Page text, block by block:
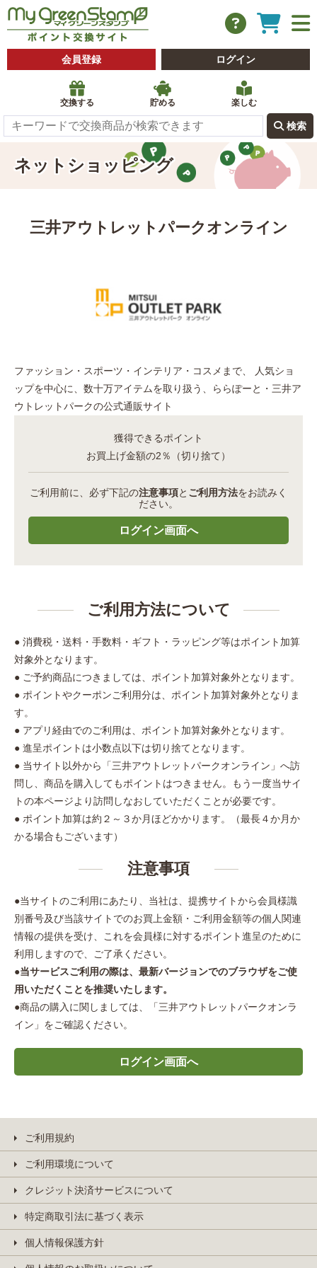
会員登録 ログイン
交換する 貯める 楽しむ
 検索
ネットショッピング
三井アウトレットパークオンライン
ファッション・スポーツ・インテリア・コスメまで、 人気ショ
ップを中心に、数十万アイテムを取り扱う、ららぽーと・三井ア
ウトレットパークの公式通販サイト
獲得できるポイント
お買上げ金額の2％（切り捨て）
ご利用前に、必ず下記の注意事項と ご利用方法をお読みく
ださい。
ご利用方法について
● 消費税・送料・手数料・ギフト・ラッピング等はポイント加算
対象外となります。
● ご予約商品につきましては、ポイント加算対象外となります。
● ポイントやクーポンご利用分は、ポイント加算対象外となりま
す。
● アプリ経由でのご利用は、ポイント加算対象外となります。
● 進呈ポイントは小数点以下は切り捨てとなります。
● 当サイト以外から「三井アウトレットパークオンライン」へ訪
問し、商品を購入してもポイントはつきません。もう一度当サイ
トの本ページより訪問しなおしていただくことが必要です。
● ポイント加算は約２～３か月ほどかかります。（最長４か月か
かる場合もございます）
注意事項
●当サイトのご利用にあたり、当社は、提携サイトから会員様識
別番号及び当該サイトでのお買上金額・ご利用金額等の個人関連
情報の提供を受け、これを会員様に対するポイント進呈のために
利用しますので、ご了承ください。
●当サービスご利用の際は、最新バージョンでのブラウザをご使
用いただくことを推奨いたします。
●商品の購入に関しましては、「三井アウトレットパークオンラ
イン」をご確認ください。
ご利用規約
ご利用環境について
クレジット決済サービスについて
特定商取引法に基づく表示
個人情報保護方針